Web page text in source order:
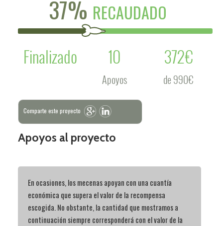
37% RECAUDADO
Finalizado
10
Apoyos
372€
de 990€
Comparte este proyecto
Apoyos al proyecto
En ocasiones, los mecenas apoyan con una cuantía
económica que supera el valor de la recompensa
escogida. No obstante, la cantidad que mostramos a
continuación siempre corresponderá con el valor de la